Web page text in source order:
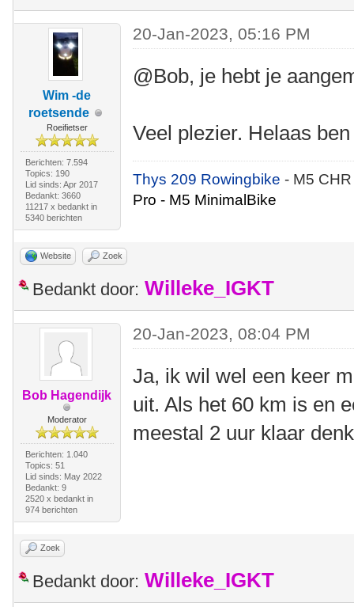
Wim -de
roetsende
Roeifietser
Berichten: 7.594
Topics: 190
Lid sinds: Apr 2017
Bedankt: 3660
11217 x bedankt in
5340 berichten
20-Jan-2023, 05:16 PM
@Bob, je hebt je
Veel plezier. Helaas
Thys 209 Rowingbike- M5
Pro - M5 MinimalBike
Website Zoek
Bedankt door: Willeke_IGKT
Bob Hagendijk
Moderator
Berichten: 1.040
Topics: 51
Lid sinds: May 2022
Bedankt: 9
2520 x bedankt in
974 berichten
20-Jan-2023, 08:04 PM
Ja, ik wil wel een keer
uit. Als het 60 km is en
meestal 2 uur klaar
Zoek
Bedankt door: Willeke_IGKT